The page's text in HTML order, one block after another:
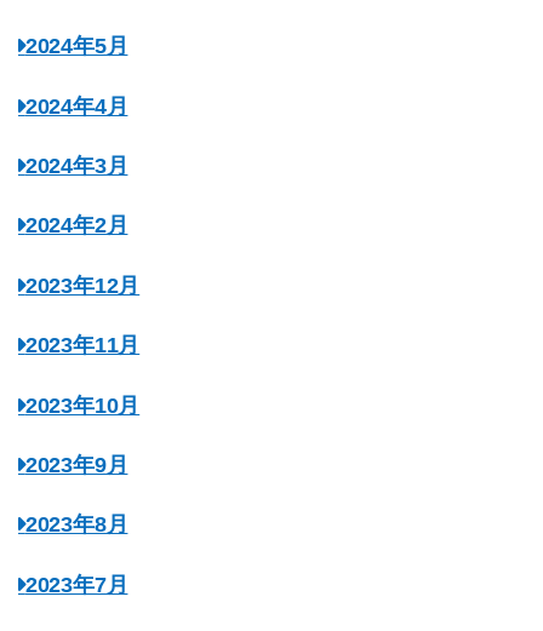
2024年5月
2024年4月
2024年3月
2024年2月
2023年12月
2023年11月
2023年10月
2023年9月
2023年8月
2023年7月